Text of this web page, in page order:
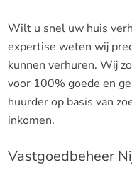
Wilt u snel uw huis
expertise weten wij
kunnen verhuren. Wij
voor 100% goede en
huurder op basis van
inkomen.
Vastgoedbeheer